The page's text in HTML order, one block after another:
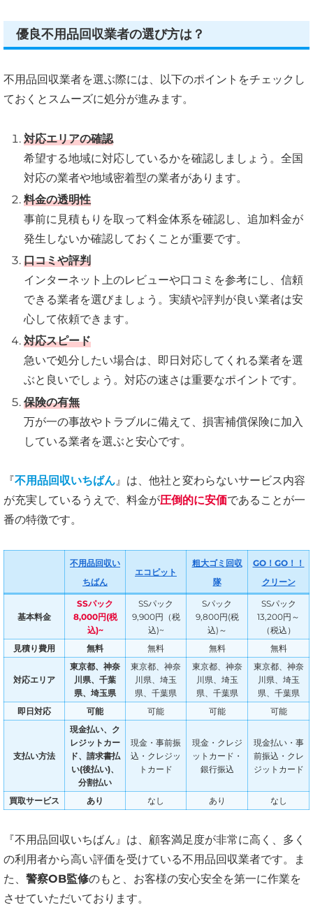
優良不用品回収業者の選び方は？
不用品回収業者を選ぶ際には、以下のポイントをチェックし
ておくとスムーズに処分が進みます。
対応エリアの確認
希望する地域に対応しているかを確認しましょう。全国
対応の業者や地域密着型の業者があります。
料金の透明性
事前に見積もりを取って料金体系を確認し、追加料金が
発生しないか確認しておくことが重要です。
口コミや評判
インターネット上のレビューや口コミを参考にし、信頼
できる業者を選びましょう。実績や評判が良い業者は安
心して依頼できます。
対応スピード
急いで処分したい場合は、即日対応してくれる業者を選
ぶと良いでしょう。対応の速さは重要なポイントです。
保険の有無
万が一の事故やトラブルに備えて、損害補償保険に加入
している業者を選ぶと安心です。
『不用品回収いちばん』は、他社と変わらないサービス内容
が充実しているうえで、料金が圧倒的に安価であることが一
番の特徴です。
不用品回収い
ちばん
エコピット
粗大ゴミ回収
隊
GO！GO！！
クリーン
基本料金
SSパック
8,000円(税
込)~
SSパック
9,900円（税
込)~
Sパック
9,800円(税
込)～
SSパック
13,200円～
（税込）
見積り費用
無料 無料 無料 無料
対応エリア
東京都、神奈
川県、千葉
県、埼玉県
東京都、神奈
川県、埼玉
県、千葉県
東京都、神奈
川県、埼玉
県、千葉県
東京都、神奈
川県、埼玉
県、千葉県
即日対応
可能 可能 可能 可能
支払い方法
現金払い、ク
レジットカー
ド、請求書払
い(後払い)、
分割払い
現金・事前振
込・クレジッ
トカード
現金・クレジ
ットカード・
銀行振込
現金払い・事
前振込・クレ
ジットカード
買取サービス あり なし あり なし
『不用品回収いちばん』は、顧客満足度が非常に高く、多く
の利用者から高い評価を受けている不用品回収業者です。ま
た、 警察OB監修のもと、お客様の安心安全を第一に作業を
させていただいております。